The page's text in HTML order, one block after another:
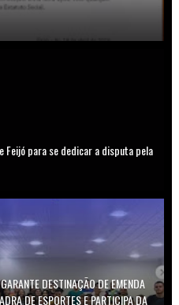
Feijó para se dedicar a disputa pela
DESTINAÇÃO DE EMENDA
DE ESPORTES E PARTICIPA DA